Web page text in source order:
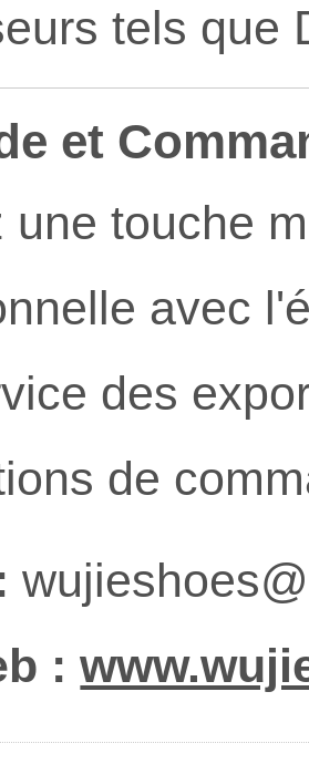
tels que
et
une touche
avec
des
de
: